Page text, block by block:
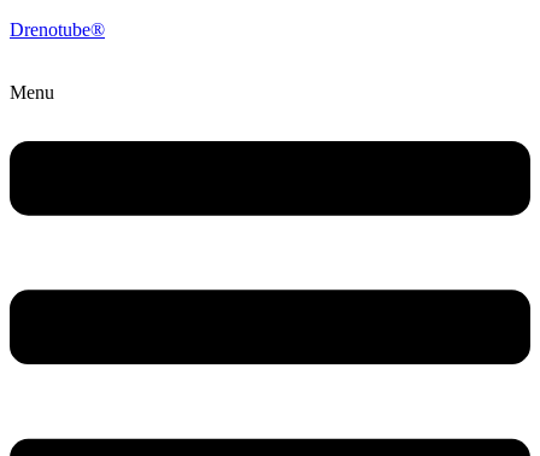
Drenotube®
Menu